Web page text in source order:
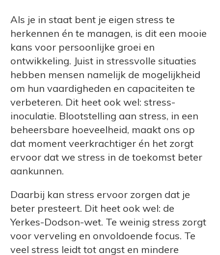
Als je in staat bent je eigen stress te
herkennen én te managen, is dit een mooie
kans voor persoonlijke groei en
ontwikkeling. Juist in stressvolle situaties
hebben mensen namelijk de mogelijkheid
om hun vaardigheden en capaciteiten te
verbeteren. Dit heet ook wel: stress-
inoculatie. Blootstelling aan stress, in een
beheersbare hoeveelheid, maakt ons op
dat moment veerkrachtiger én het zorgt
ervoor dat we stress in de toekomst beter
aankunnen.
Daarbij kan stress ervoor zorgen dat je
beter presteert. Dit heet ook wel: de
Yerkes-Dodson-wet. Te weinig stress zorgt
voor verveling en onvoldoende focus. Te
veel stress leidt tot angst en mindere